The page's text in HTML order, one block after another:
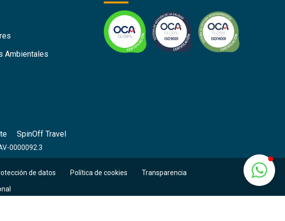
Ambientales
SpinOff Travel
0000092.3
de datos Política de cookies Transparencia